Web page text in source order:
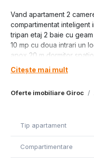
Oferte imobiliare Giroc
Vand apartament 2
compartimentat inteligent
tripan etaj 2 baie cu
10 mp cu doua intrari un
apox 20 m dormitor
urseni intrare Rudicica
Urseni 60000 euro.
Citește mai mult
Tip apartament
Compartimentare